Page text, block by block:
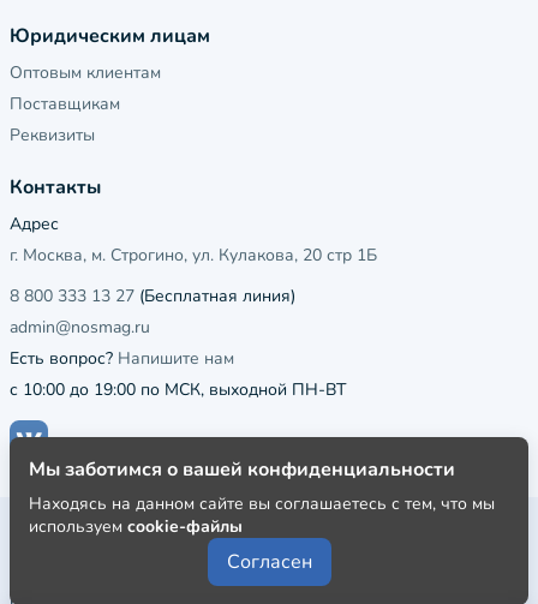
Юридическим лицам
Оптовым клиентам
Поставщикам
Реквизиты
Контакты
Адрес
г. Москва, м. Строгино, ул. Кулакова, 20 стр 1Б
8 800 333 13 27 (Бесплатная линия)
admin@nosmag.ru
Есть вопрос? Напишите нам
с 10:00 до 19:00 по МСК, выходной ПН-ВТ
Публичная оферта
Пользовательское соглашение
Политика конфиденциальности
Мы заботимся о вашей конфиденциальности
Находясь на данном сайте вы соглашаетесь с тем, что мы
используем cookie-файлы
Согласен